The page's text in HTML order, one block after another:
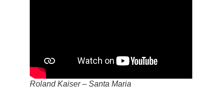
Roland Kaiser – Santa Maria